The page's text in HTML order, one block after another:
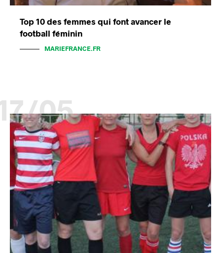
Top 10 des femmes qui font avancer le
football féminin
MARIEFRANCE.FR
05